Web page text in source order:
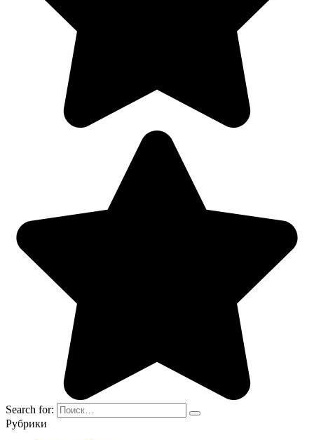
Search for:
Рубрики